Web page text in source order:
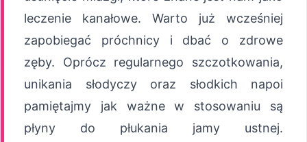
leczenie kanałowe. Warto już wcześniej
zapobiegać próchnicy i dbać o zdrowe
zęby. Oprócz regularnego szczotkowania,
unikania słodyczy oraz słodkich napoi
pamiętajmy jak ważne w stosowaniu są
płyny do płukania jamy ustnej.